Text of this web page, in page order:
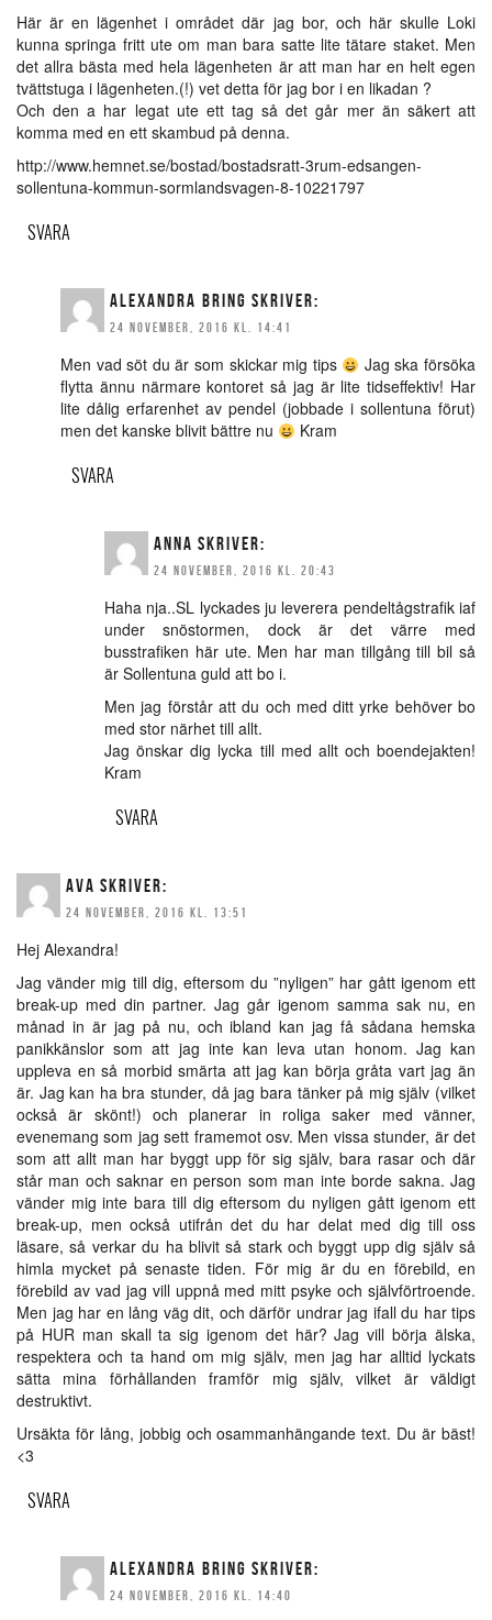
Här är en lägenhet i området där jag bor, och här skulle Loki
kunna springa fritt ute om man bara satte lite tätare staket. Men
det allra bästa med hela lägenheten är att man har en helt egen
tvättstuga i lägenheten.(!) vet detta för jag bor i en likadan ?
Och den a har legat ute ett tag så det går mer än säkert att
komma med en ett skambud på denna.
http://www.hemnet.se/bostad/bostadsratt-3rum-edsangen-
sollentuna-kommun-sormlandsvagen-8-10221797
SVARA
ALEXANDRA BRING SKRIVER:
24 NOVEMBER, 2016 KL. 14:41
Men vad söt du är som skickar mig tips
Jag ska försöka
flytta ännu närmare kontoret så jag är lite tidseffektiv! Har
lite dålig erfarenhet av pendel (jobbade i sollentuna förut)
men det kanske blivit bättre nu
Kram
SVARA
ANNA SKRIVER:
24 NOVEMBER, 2016 KL. 20:43
Haha nja..SL lyckades ju leverera pendeltågstrafik iaf
under snöstormen, dock är det värre med
busstrafiken här ute. Men har man tillgång till bil så
är Sollentuna guld att bo i.
Men jag förstår att du och med ditt yrke behöver bo
med stor närhet till allt.
Jag önskar dig lycka till med allt och boendejakten!
Kram
SVARA
AVA SKRIVER:
24 NOVEMBER, 2016 KL. 13:51
Hej Alexandra!
Jag vänder mig till dig, eftersom du ”nyligen” har gått igenom ett
break-up med din partner. Jag går igenom samma sak nu, en
månad in är jag på nu, och ibland kan jag få sådana hemska
panikkänslor som att jag inte kan leva utan honom. Jag kan
uppleva en så morbid smärta att jag kan börja gråta vart jag än
är. Jag kan ha bra stunder, då jag bara tänker på mig själv (vilket
också är skönt!) och planerar in roliga saker med vänner,
evenemang som jag sett framemot osv. Men vissa stunder, är det
som att allt man har byggt upp för sig själv, bara rasar och där
står man och saknar en person som man inte borde sakna. Jag
vänder mig inte bara till dig eftersom du nyligen gått igenom ett
break-up, men också utifrån det du har delat med dig till oss
läsare, så verkar du ha blivit så stark och byggt upp dig själv så
himla mycket på senaste tiden. För mig är du en förebild, en
förebild av vad jag vill uppnå med mitt psyke och självförtroende.
Men jag har en lång väg dit, och därför undrar jag ifall du har tips
på HUR man skall ta sig igenom det här? Jag vill börja älska,
respektera och ta hand om mig själv, men jag har alltid lyckats
sätta mina förhållanden framför mig själv, vilket är väldigt
destruktivt.
Ursäkta för lång, jobbig och osammanhängande text. Du är bäst!
<3
SVARA
ALEXANDRA BRING SKRIVER:
24 NOVEMBER, 2016 KL. 14:40